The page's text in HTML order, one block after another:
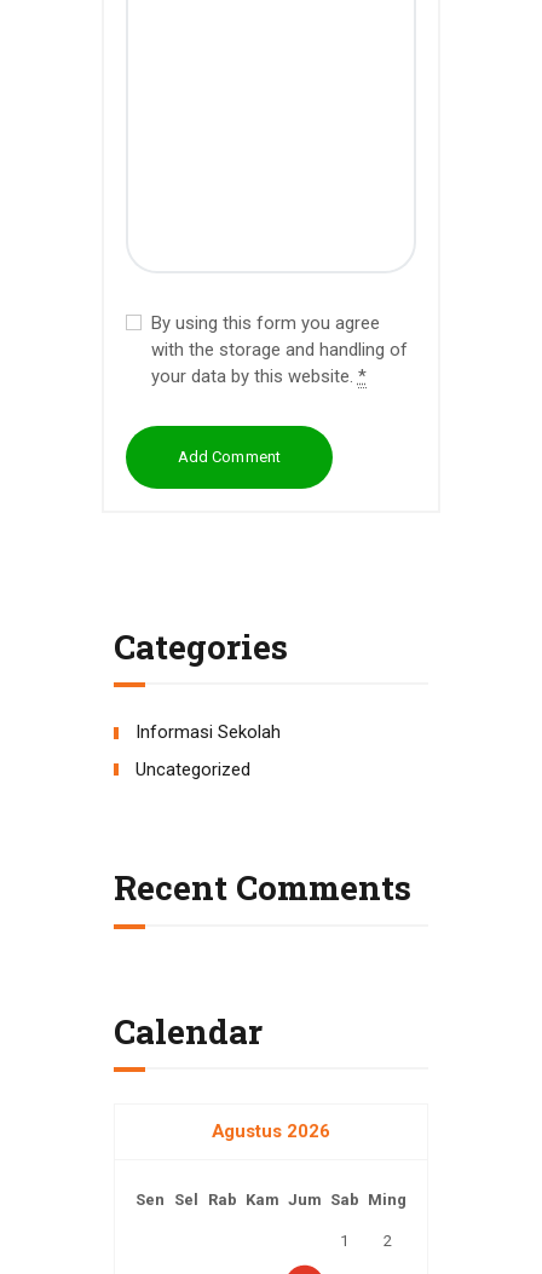
By using this form you agree
with the storage and handling of
your data by this website. *
Categories
Informasi Sekolah
Uncategorized
Recent Comments
Calendar
Agustus 2026
Sen Sel Rab Kam Jum Sab Ming
1 2